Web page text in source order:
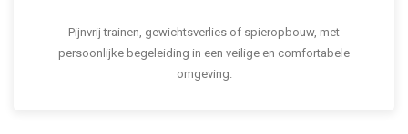
Pijnvrij trainen, gewichtsverlies of spieropbouw, met
persoonlijke begeleiding in een veilige en comfortabele
omgeving.